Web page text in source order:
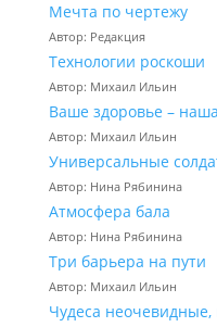
Мечта по чертежу
Автор: Редакция
Технологии роскоши
Автор: Михаил Ильин
Ваше здоровье –
Автор: Михаил Ильин
Универсальные
Автор: Нина Рябинина
Атмосфера бала
Автор: Нина Рябинина
Три барьера на пути
Автор: Михаил Ильин
Чудеса